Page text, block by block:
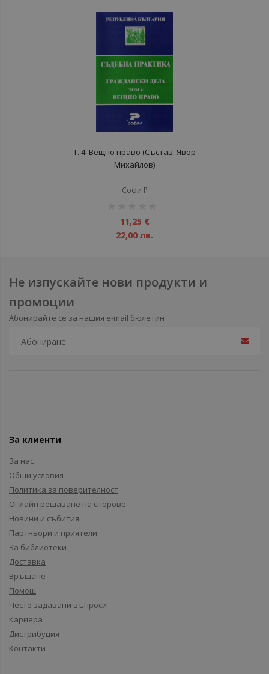
Т. 4. Вещно право (Състав. Явор
Михайлов)
Софи Р
11,25 €
22,00 лв.
Не изпускайте нови продукти и
промоции
Абонирайте се за нашия e-mail бюлетин
За клиенти
За нас
Общи условия
Политика за поверителност
Онлайн решаване на спорове
Новини и събития
Партньори и приятели
За библиотеки
Доставка
Връщане
Помощ
Често задавани въпроси
Кариера
Дистрибуция
Контакти